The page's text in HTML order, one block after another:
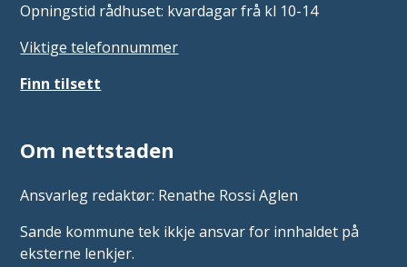
Opningstid rådhuset: kvardagar frå kl 10-14
Viktige telefonnummer
Finn tilsett
Om nettstaden
Ansvarleg redaktør: Renathe Rossi Aglen
Sande kommune tek ikkje ansvar for innhaldet på
eksterne lenkjer.